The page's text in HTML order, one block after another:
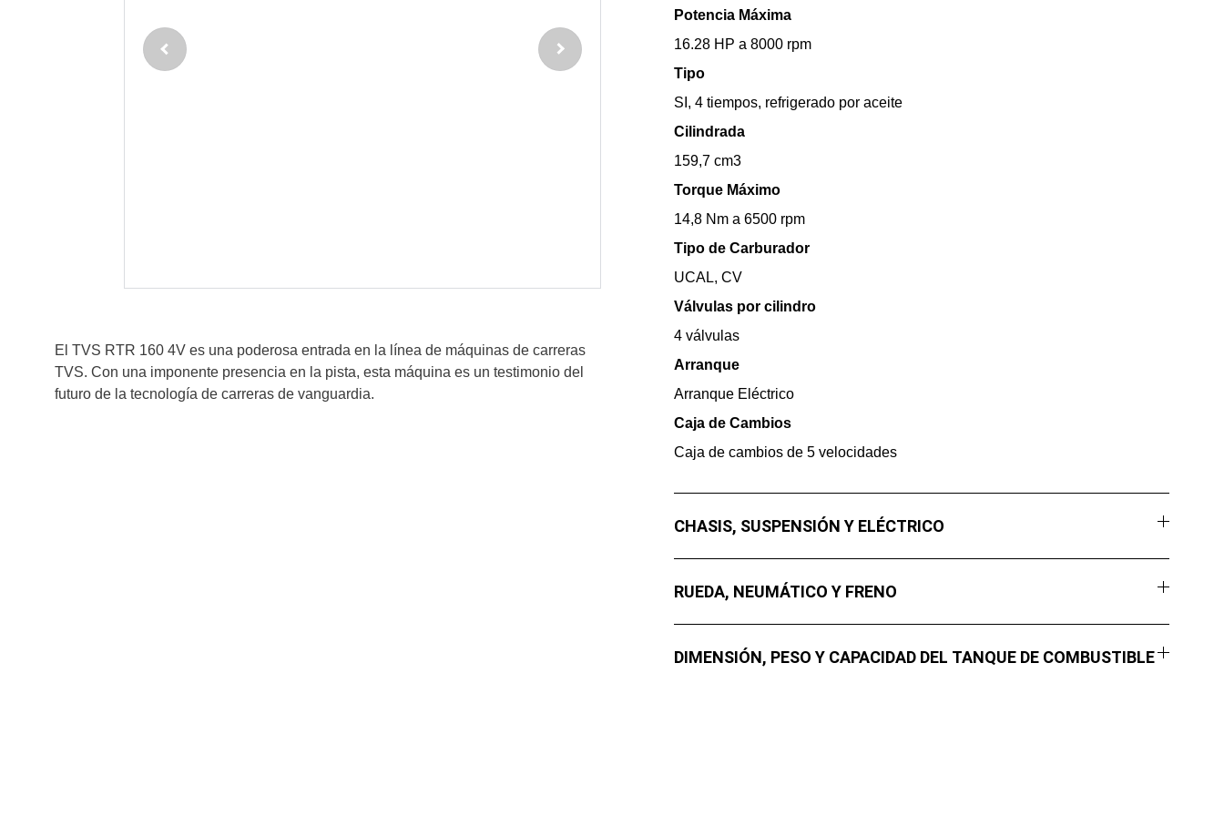
El TVS RTR 160 4V es una poderosa entrada en la línea de máquinas de carreras
TVS. Con una imponente presencia en la pista, esta máquina es un testimonio del
futuro de la tecnología de carreras de vanguardia.
Potencia Máxima
16.28 HP a 8000 rpm
Tipo
SI, 4 tiempos, refrigerado por aceite
Cilindrada
159,7 cm3
Torque Máximo
14,8 Nm a 6500 rpm
Tipo de Carburador
UCAL, CV
Válvulas por cilindro
4 válvulas
Arranque
Arranque Eléctrico
Caja de Cambios
Caja de cambios de 5 velocidades
CHASIS, SUSPENSIÓN Y ELÉCTRICO
RUEDA, NEUMÁTICO Y FRENO
DIMENSIÓN, PESO Y CAPACIDAD DEL TANQUE DE COMBUSTIBLE